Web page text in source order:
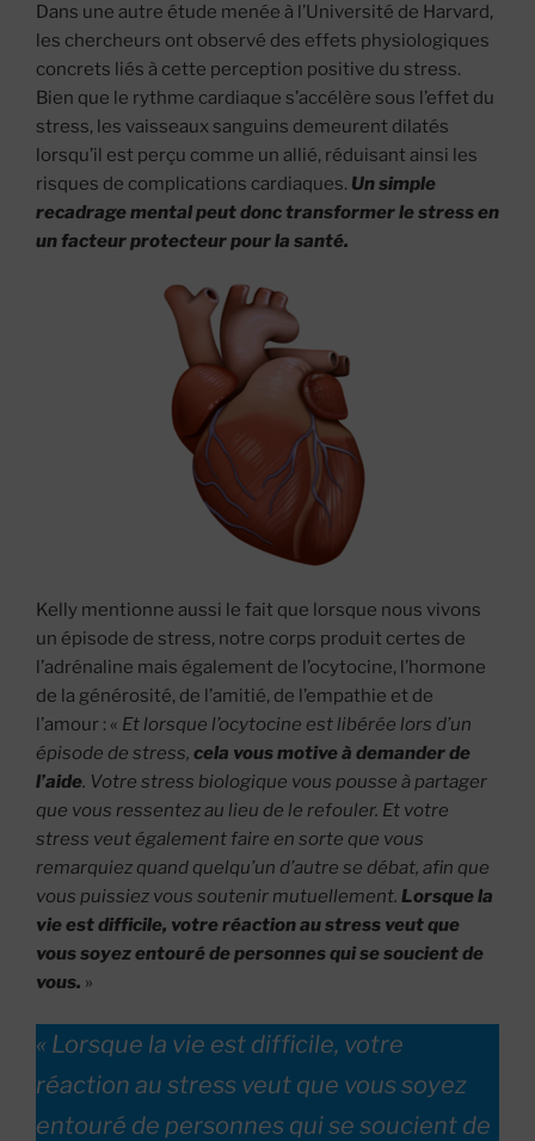
Dans une autre étude menée à l’Université de Harvard,
les chercheurs ont observé des effets physiologiques
concrets liés à cette perception positive du stress.
Bien que le rythme cardiaque s’accélère sous l’effet du
stress, les vaisseaux sanguins demeurent dilatés
lorsqu’il est perçu comme un allié, réduisant ainsi les
risques de complications cardiaques. Un simple
recadrage mental peut donc transformer le stress en
un facteur protecteur pour la santé.
Kelly mentionne aussi le fait que lorsque nous vivons
un épisode de stress, notre corps produit certes de
l’adrénaline mais également de l’ocytocine, l’hormone
de la générosité, de l’amitié, de l’empathie et de
l’amour : « Et lorsque l’ocytocine est libérée lors d’un
épisode de stress, cela vous motive à demander de
l’aide. Votre stress biologique vous pousse à partager
que vous ressentez au lieu de le refouler. Et votre
stress veut également faire en sorte que vous
remarquiez quand quelqu’un d’autre se débat, afin que
vous puissiez vous soutenir mutuellement. Lorsque la
vie est difficile, votre réaction au stress veut que
vous soyez entouré de personnes qui se soucient de
vous. »
« Lorsque la vie est difficile, votre
réaction au stress veut que vous soyez
entouré de personnes qui se soucient de